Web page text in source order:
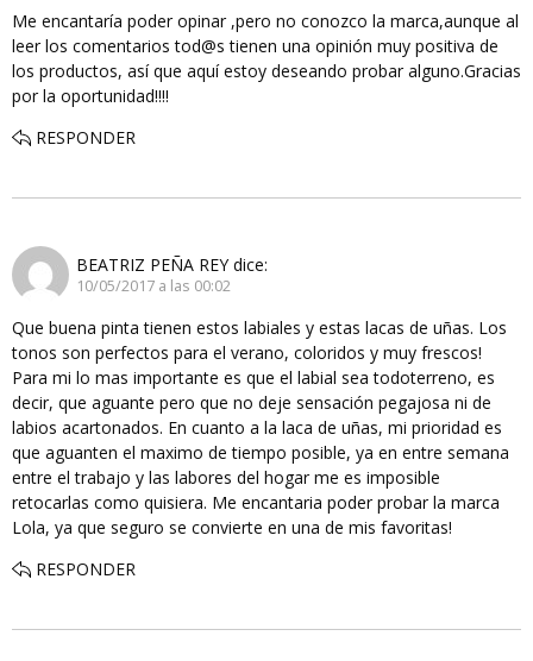
Me encantaría poder opinar ,pero no conozco la marca,aunque al
leer los comentarios tod@s tienen una opinión muy positiva de
los productos, así que aquí estoy deseando probar alguno.Gracias
por la oportunidad!!!!
RESPONDER
BEATRIZ PEÑA REY dice:
10/05/2017 a las 00:02
Que buena pinta tienen estos labiales y estas lacas de uñas. Los
tonos son perfectos para el verano, coloridos y muy frescos!
Para mi lo mas importante es que el labial sea todoterreno, es
decir, que aguante pero que no deje sensación pegajosa ni de
labios acartonados. En cuanto a la laca de uñas, mi prioridad es
que aguanten el maximo de tiempo posible, ya en entre semana
entre el trabajo y las labores del hogar me es imposible
retocarlas como quisiera. Me encantaria poder probar la marca
Lola, ya que seguro se convierte en una de mis favoritas!
RESPONDER